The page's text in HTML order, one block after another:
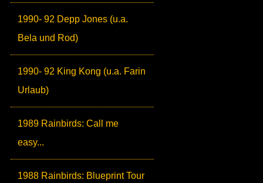
1990- 92 Depp Jones (u.a.
Bela und Rod)
1990- 92 King Kong (u.a. Farin
Urlaub)
1989 Rainbirds: Call me
easy...
1988 Rainbirds: Blueprint Tour